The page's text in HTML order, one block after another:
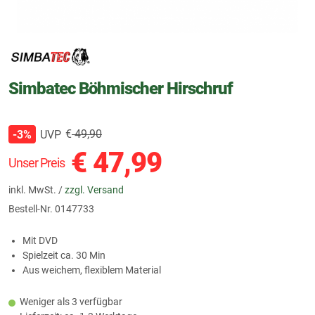
Simbatec Böhmischer Hirschruf
Unser Preis € 47,99
inkl. MwSt. /zzgl. Versand
-3% UVP €49,90
Bestell-Nr. 0147733
Mit DVD
Spielzeit ca. 30 Min
Aus weichem, flexiblem Material
Weniger als 3 verfügbar